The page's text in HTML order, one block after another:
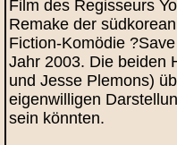
Film des Regisseurs
Remake der
Fiction-Komödie
Jahr 2003. Die beiden
und Jesse Plemons)
eigenwilligen
sein könnten.